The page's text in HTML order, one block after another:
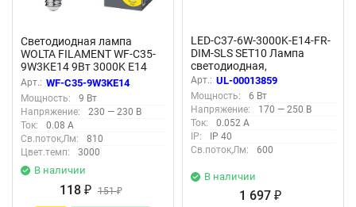
Светодиодная лампа
WOLTA FILAMENT WF-C35-
9W3KE14 9Вт 3000K Е14
Арт.: WF-C35-9W3KE14
Мощность:
9 Вт
Напряжение:
230 — 230 В
Ток:
0.08 А
Св.поток,Лм:
810
Цвет.темп:
3000
В наличии
118 ₽ 151₽
LED-C37-6W-3000K-E14-FR-
DIM-SLS SET10 Лампа
светодиодная,
диммируемая, Форма
свеча, матовая, Серия
Optima DIM, Теплый белый
свет 3000K, Упаковка 10
штук
Арт.: UL-00013859
Мощность:
6 Вт
Напряжение:
170 — 250 В
Ток:
0.052 А
IP:
IP 40
Св.поток,Лм:
600
В наличии
1 697 ₽